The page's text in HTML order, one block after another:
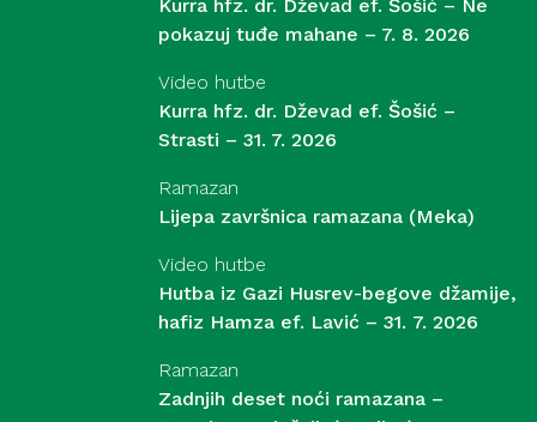
Kurra hfz. dr. Dževad ef. Šošić – Ne
pokazuj tuđe mahane – 7. 8. 2026
Video hutbe
Kurra hfz. dr. Dževad ef. Šošić –
Strasti – 31. 7. 2026
Ramazan
Lijepa završnica ramazana (Meka)
Video hutbe
Hutba iz Gazi Husrev-begove džamije,
hafiz Hamza ef. Lavić – 31. 7. 2026
Ramazan
Zadnjih deset noći ramazana –